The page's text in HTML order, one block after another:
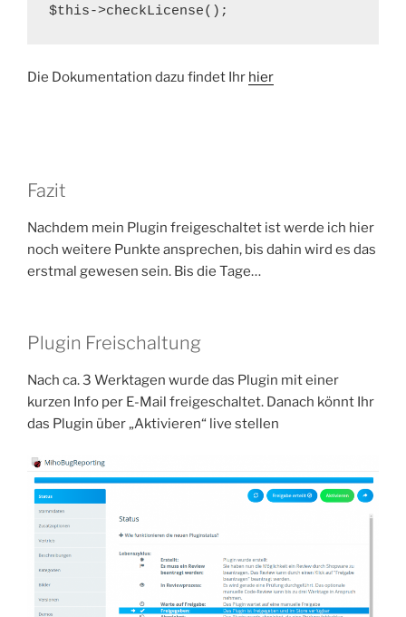
$this->checkLicense();
Die Dokumentation dazu findet Ihr hier
Fazit
Nachdem mein Plugin freigeschaltet ist werde ich hier
noch weitere Punkte ansprechen, bis dahin wird es das
erstmal gewesen sein. Bis die Tage…
Plugin Freischaltung
Nach ca. 3 Werktagen wurde das Plugin mit einer
kurzen Info per E-Mail freigeschaltet. Danach könnt Ihr
das Plugin über „Aktivieren“ live stellen